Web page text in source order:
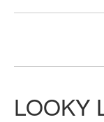
LOOKY